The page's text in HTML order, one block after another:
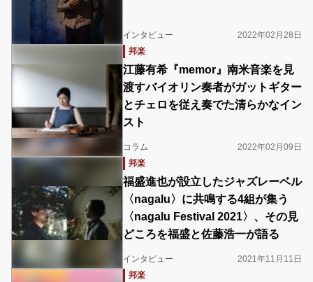
インタビュー
2022年02月28日
邦楽
江藤有希『memor』南米音楽を見
渡すバイオリン奏者がガットギター
とチェロを従え奏でた清らかなイン
スト
コラム
2022年02月09日
邦楽
福盛進也が設立したジャズレーベル
〈nagalu〉に共鳴する4組が集う
〈nagalu Festival 2021〉、その見
どころを福盛と佐藤浩一が語る
インタビュー
2021年11月11日
邦楽